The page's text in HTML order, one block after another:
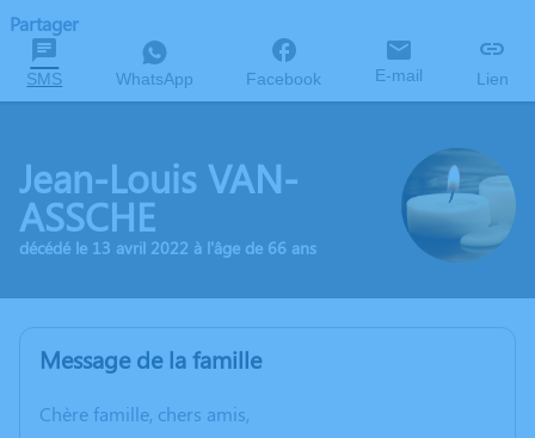
Partager
SMS WhatsApp Facebook E-mail Lien
Jean-Louis VAN-
ASSCHE
décédé le 13 avril 2022 à l'âge de 66 ans
Message de la famille
Chère famille, chers amis,